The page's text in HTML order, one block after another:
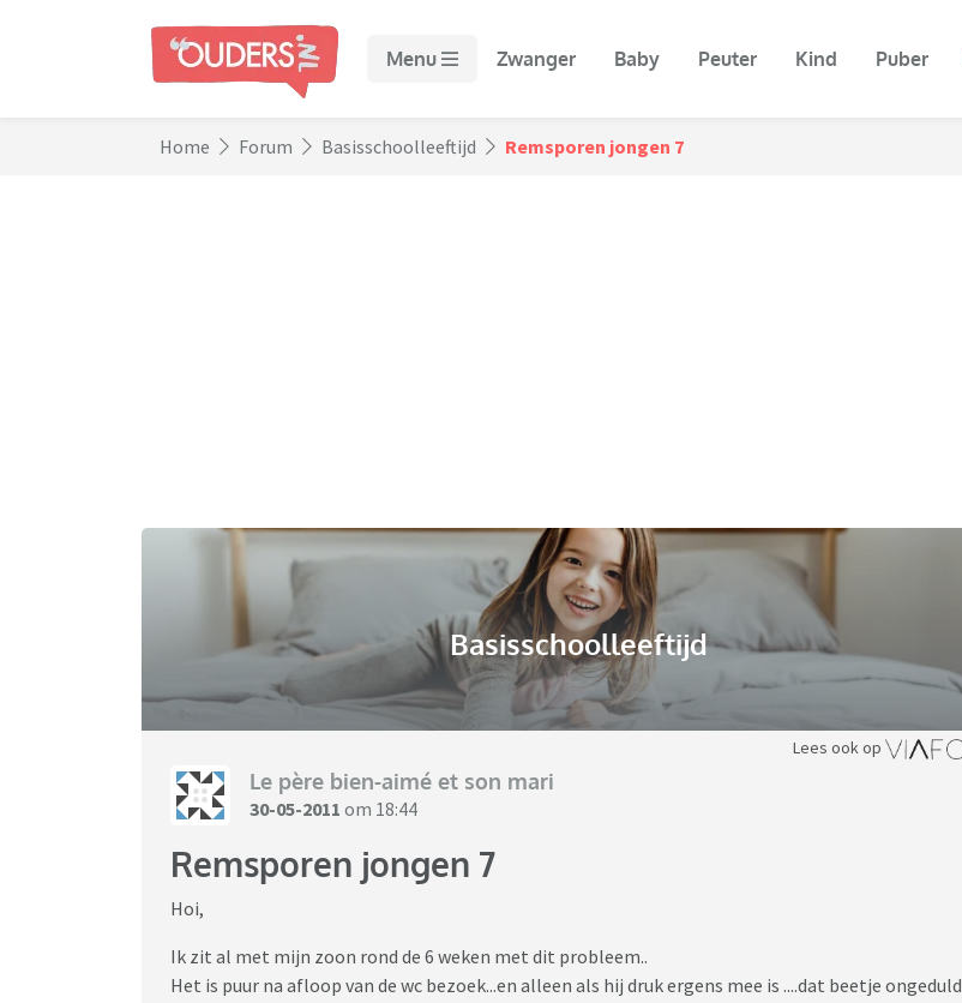
Menu Zwanger Baby Peuter Kind Puber
Home Forum Basisschoolleeftijd Remsporen jongen 7
Basisschoolleeftijd
Lees ook op
Le père bien-aimé et son mari
30-05-2011 om 18:44
Remsporen jongen 7
Hoi,
Ik zit al met mijn zoon rond de 6 weken met dit probleem..
Het is puur na afloop van de wc bezoek...en alleen als hij druk ergens mee is ....dat beetje ongeduld